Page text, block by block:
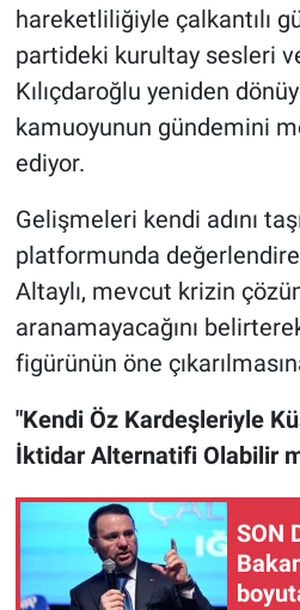
hareketliliğiyle çalkantılı
partideki kurultay sesleri
Kılıçdaroğlu yeniden
kamuoyunun gündemini
ediyor.
Gelişmeleri kendi adını
platformunda
Altaylı, mevcut krizin
aranamayacağını
figürünün öne
"Kendi Öz Kardeşleriyle
İktidar Alternatifi Olabilir
SON